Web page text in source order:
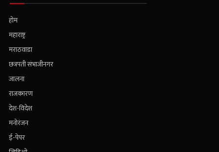
होम
महाराष्ट्र
मराठवाडा
छत्रपती संभाजीनगर
जालना
राजकारण
देश-विदेश
मनोरंजन
ई-पेपर